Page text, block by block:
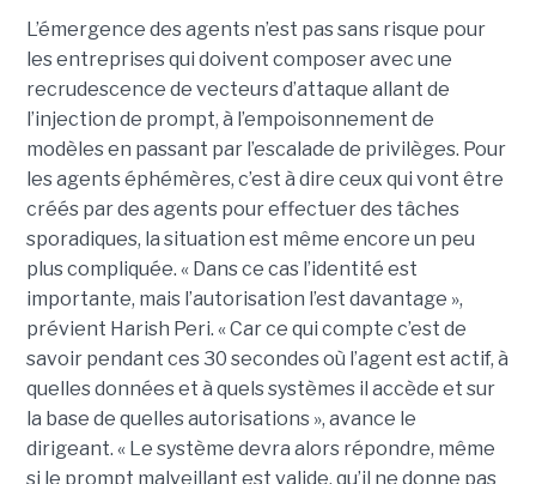
L’émergence des agents n’est pas sans risque pour
les entreprises qui doivent composer avec une
recrudescence de vecteurs d’attaque allant de
l’injection de prompt, à l’empoisonnement de
modèles en passant par l’escalade de privilèges. Pour
les agents éphémères, c’est à dire ceux qui vont être
créés par des agents pour effectuer des tâches
sporadiques, la situation est même encore un peu
plus compliquée. « Dans ce cas l’identité est
importante, mais l’autorisation l’est davantage »,
prévient Harish Peri. « Car ce qui compte c’est de
savoir pendant ces 30 secondes où l’agent est actif, à
quelles données et à quels systèmes il accède et sur
la base de quelles autorisations », avance le
dirigeant. « Le système devra alors répondre, même
si le prompt malveillant est valide, qu’il ne donne pas